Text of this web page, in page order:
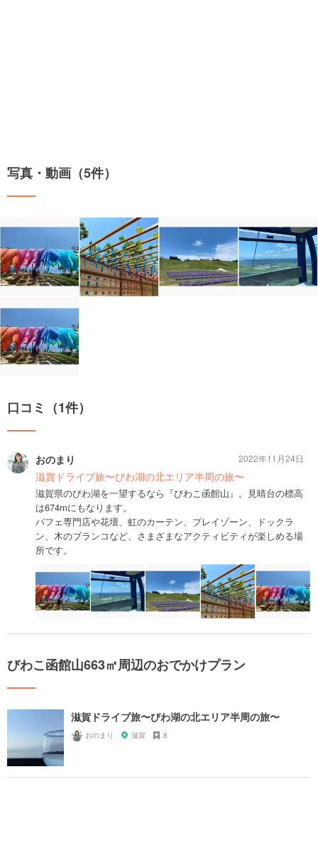
写真・動画（5件）
口コミ（1件）
おのまり
滋賀ドライブ旅〜びわ湖の北エリア半周の旅〜
滋賀県のびわ湖を一望するなら『びわこ函館山』。見晴台の標高
は674mにもなります。
パフェ専門店や花壇、虹のカーテン、プレイゾーン、ドックラ
ン、木のブランコなど、さまざまなアクティビティが楽しめる場
所です。
2022年11月24日
びわこ函館山663㎡周辺のおでかけプラン
滋賀ドライブ旅〜びわ湖の北エリア半周の旅〜
おのまり 滋賀 8